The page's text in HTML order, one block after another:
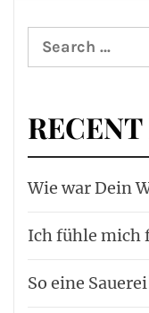
Search
for:
Wie war Dein
Ich fühle mich
So eine